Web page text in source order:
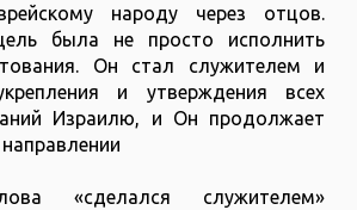
народу через отцов.
была не просто исполнить
Он стал служителем и
и утверждения всех
Израилю, и Он продолжает
«сделался служителем»